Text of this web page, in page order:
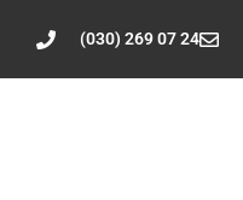
(030) 269 07 24